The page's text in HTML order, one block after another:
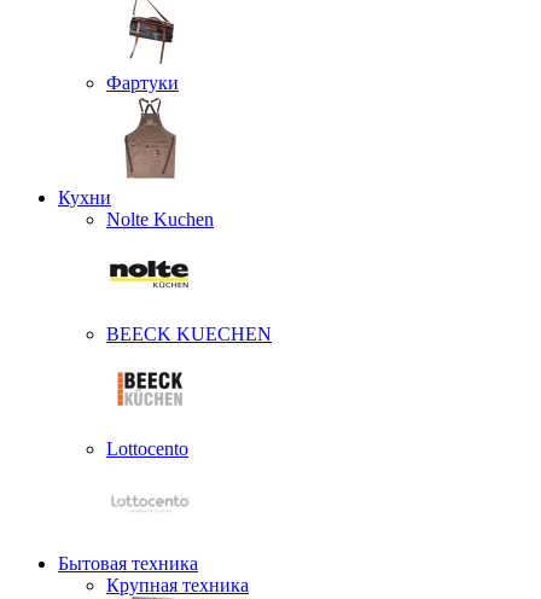
Фартуки
Кухни
Nolte Kuchen
BEECK KUECHEN
Lottocento
Бытовая техника
Крупная техника